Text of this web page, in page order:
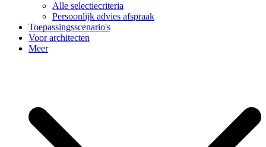
Alle selectiecriteria
Persoonlijk advies afspraak
Toepassingsscenario's
Voor architecten
Meer